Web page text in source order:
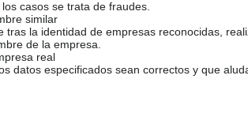
casos se trata de fraudes.
similar
la identidad de empresas reconocidas,
de la empresa.
real
datos especificados sean correctos y que